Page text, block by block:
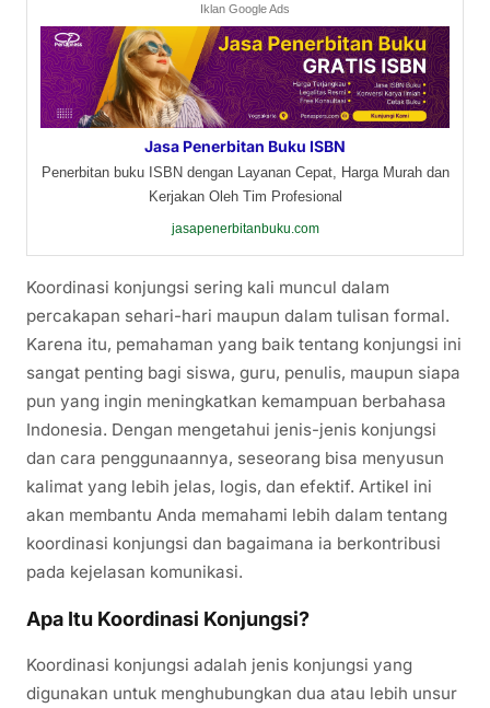
Iklan Google Ads
Jasa Penerbitan Buku ISBN
Penerbitan buku ISBN dengan Layanan Cepat, Harga Murah dan
Kerjakan Oleh Tim Profesional
jasapenerbitanbuku.com
Koordinasi konjungsi sering kali muncul dalam
percakapan sehari-hari maupun dalam tulisan formal.
Karena itu, pemahaman yang baik tentang konjungsi ini
sangat penting bagi siswa, guru, penulis, maupun siapa
pun yang ingin meningkatkan kemampuan berbahasa
Indonesia. Dengan mengetahui jenis-jenis konjungsi
dan cara penggunaannya, seseorang bisa menyusun
kalimat yang lebih jelas, logis, dan efektif. Artikel ini
akan membantu Anda memahami lebih dalam tentang
koordinasi konjungsi dan bagaimana ia berkontribusi
pada kejelasan komunikasi.
Apa Itu Koordinasi Konjungsi?
Koordinasi konjungsi adalah jenis konjungsi yang
digunakan untuk menghubungkan dua atau lebih unsur